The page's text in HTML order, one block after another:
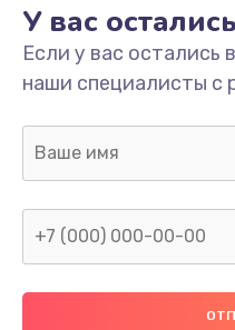
Замена/
Ремонт
У вас
Если у вас остались
наши специалисты с